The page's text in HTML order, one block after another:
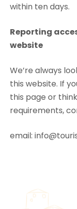
within ten days.
Reporting
website
We’re always
this website. If
this page or
requirements,
email: